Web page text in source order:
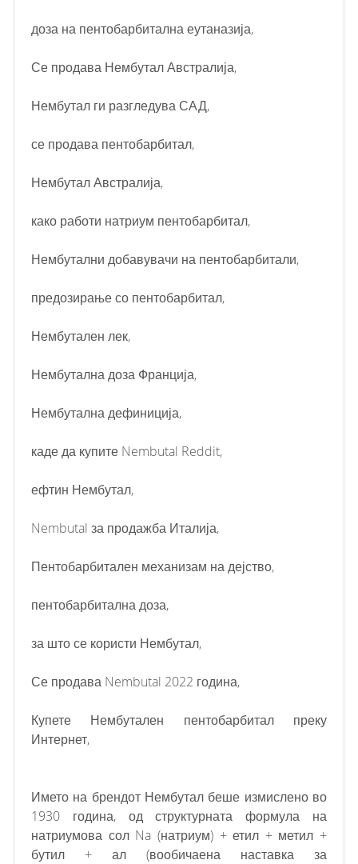
доза на пентобарбитална еутаназија,
Се продава Нембутал Австралија,
Нембутал ги разгледува САД,
се продава пентобарбитал,
Нембутал Австралија,
како работи натриум пентобарбитал,
Нембутални добавувачи на пентобарбитали,
предозирање со пентобарбитал,
Нембутален лек,
Нембутална доза Франција,
Нембутална дефиниција,
каде да купите Nembutal Reddit,
ефтин Нембутал,
Nembutal за продажба Италија,
Пентобарбитален механизам на дејство,
пентобарбитална доза,
за што се користи Нембутал,
Се продава Nembutal 2022 година,
Купете Нембутален пентобарбитал преку
Интернет,
Името на брендот Нембутал беше измислено во
1930 година, од структурната формула на
натриумова сол Na (натриум) + етил + метил +
бутил + ал (вообичаена наставка за